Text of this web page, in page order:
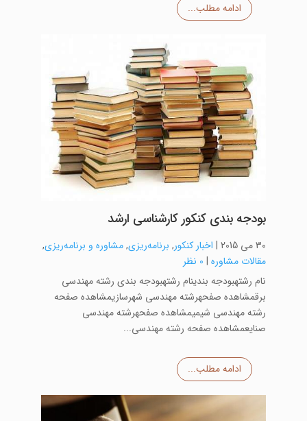
ادامه مطلب...
بودجه بندی کنکور کارشناسی ارشد
30 می 2015 | اخبار کنکور, برنامه‌ریزی,مشاوره و برنامه‌ریزی,
مقالات مشاوره| 0 نظر
نام رشتهبودجه بندینام رشتهبودجه بندی رشته مهندسی
برقمشاهده صفحهرشته مهندسی شهرسازیمشاهده صفحه
رشته مهندسی شیمیمشاهده صفحهرشته مهندسی
صنایعمشاهده صفحه رشته مهندسی...
ادامه مطلب...